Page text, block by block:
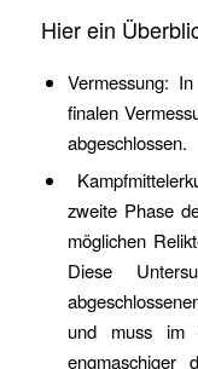
Hier ein
Vermessung:
finalen
abgeschlossen.
zweite Phase
möglichen
Diese
und muss im
engmaschiger